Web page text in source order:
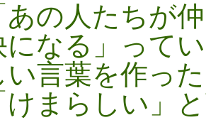
あの人たちが
になる」って
い言葉を作っ
けまらしい」